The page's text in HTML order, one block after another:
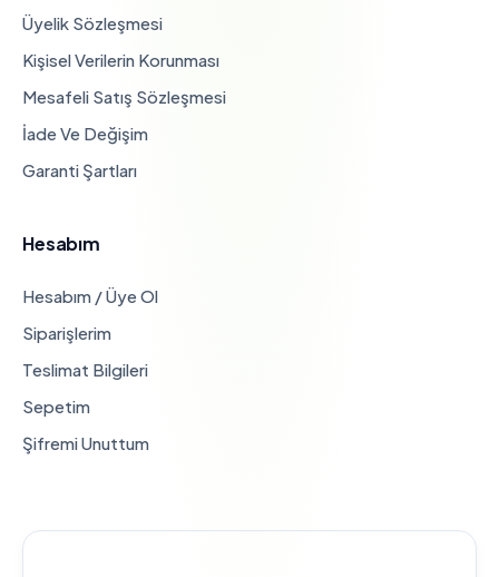
Üyelik Sözleşmesi
Kişisel Verilerin Korunması
Mesafeli Satış Sözleşmesi
İade Ve Değişim
Garanti Şartları
Hesabım
Hesabım / Üye Ol
Siparişlerim
Teslimat Bilgileri
Sepetim
Şifremi Unuttum